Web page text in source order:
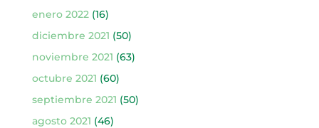
enero 2022 (16)
diciembre 2021 (50)
noviembre 2021 (63)
octubre 2021 (60)
septiembre 2021 (50)
agosto 2021 (46)